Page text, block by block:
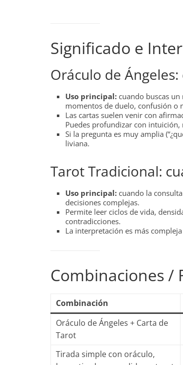
Significado e
Oráculo de
Uso principal: cuando buscas
momentos de duelo, confusión o
Las cartas suelen venir con
Puedes profundizar con
Si la pregunta es muy amplia
liviana.
Tarot Tradicional:
Uso principal: cuando la
decisiones complejas.
Permite leer ciclos de vida,
contradicciones.
La interpretación es más
Combinaciones /
Combinación
Oráculo de Ángeles + Carta de
Tarot
Tirada simple con oráculo,